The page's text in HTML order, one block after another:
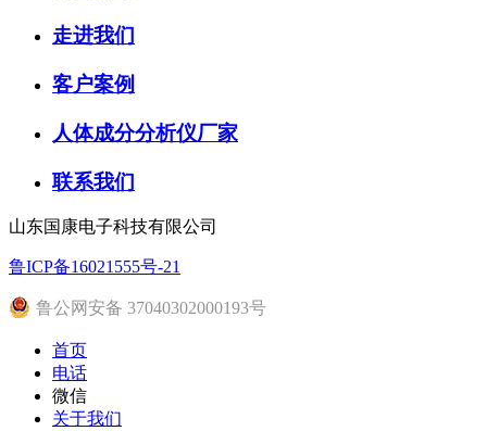
走进我们
客户案例
人体成分分析仪厂家
联系我们
山东国康电子科技有限公司
鲁ICP备16021555号-21
鲁公网安备 37040302000193号
首页
电话
微信
关于我们